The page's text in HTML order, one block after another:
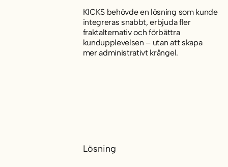
KICKS behövde en lösning som kunde
integreras snabbt, erbjuda fler
fraktalternativ och förbättra
kundupplevelsen – utan att skapa
mer administrativt krångel.
Lösning